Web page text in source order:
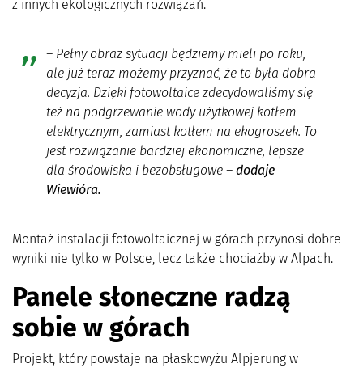
z innych ekologicznych rozwiązań.
– Pełny obraz sytuacji będziemy mieli po roku,
ale już teraz możemy przyznać, że to była dobra
decyzja. Dzięki fotowoltaice zdecydowaliśmy się
też na podgrzewanie wody użytkowej kotłem
elektrycznym, zamiast kotłem na ekogroszek. To
jest rozwiązanie bardziej ekonomiczne, lepsze
dla środowiska i bezobsługowe – dodaje
Wiewióra.
Montaż instalacji fotowoltaicznej w górach przynosi dobre
wyniki nie tylko w Polsce, lecz także chociażby w Alpach.
Panele słoneczne radzą
sobie w górach
Projekt, który powstaje na płaskowyżu Alpjerung w